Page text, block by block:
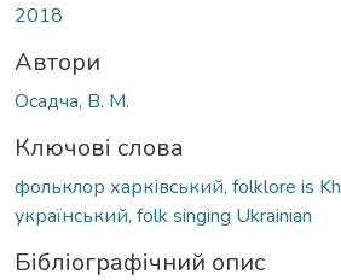
2018
Автори
Осадча, В. М.
Ключові слова
фольклор харківський, folklore is
український, folk singing Ukrainian
Бібліографічний опис